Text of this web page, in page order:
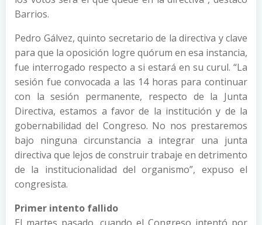
Barrios.
Pedro Gálvez, quinto secretario de la directiva y clave
para que la oposición logre quórum en esa instancia,
fue interrogado respecto a si estará en su curul. “La
sesión fue convocada a las 14 horas para continuar
con la sesión permanente, respecto de la Junta
Directiva, estamos a favor de la institución y de la
gobernabilidad del Congreso. No nos prestaremos
bajo ninguna circunstancia a integrar una junta
directiva que lejos de construir trabaje en detrimento
de la institucionalidad del organismo”, expuso el
congresista.
Primer intento fallido